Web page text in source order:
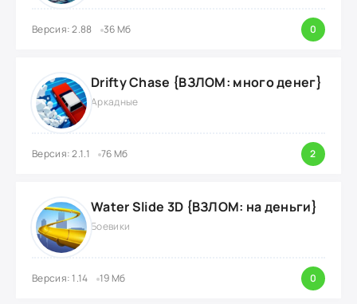
Версия: 2.88 36 Мб 0
Drifty Chase {ВЗЛОМ: много денег}
Аркадные
Версия: 2.1.1 76 Мб 2
Water Slide 3D {ВЗЛОМ: на деньги}
Боевики
Версия: 1.14 19 Мб 0